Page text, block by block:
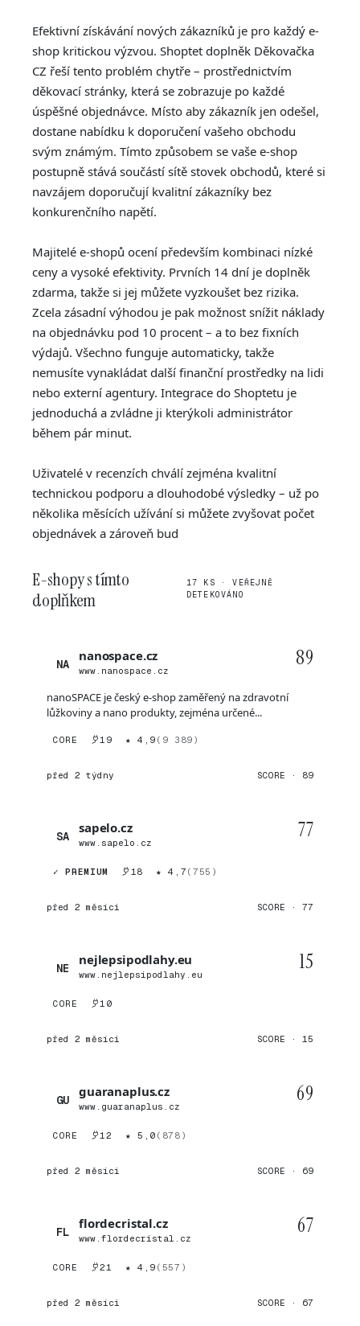
Efektivní získávání nových zákazníků je pro každý e-
shop kritickou výzvou. Shoptet doplněk Děkovačka
CZ řeší tento problém chytře – prostřednictvím
děkovací stránky, která se zobrazuje po každé
úspěšné objednávce. Místo aby zákazník jen odešel,
dostane nabídku k doporučení vašeho obchodu
svým známým. Tímto způsobem se vaše e-shop
postupně stává součástí sítě stovek obchodů, které si
navzájem doporučují kvalitní zákazníky bez
konkurenčního napětí.
Majitelé e-shopů ocení především kombinaci nízké
ceny a vysoké efektivity. Prvních 14 dní je doplněk
zdarma, takže si jej můžete vyzkoušet bez rizika.
Zcela zásadní výhodou je pak možnost snížit náklady
na objednávku pod 10 procent – a to bez fixních
výdajů. Všechno funguje automaticky, takže
nemusíte vynakládat další finanční prostředky na lidi
nebo externí agentury. Integrace do Shoptetu je
jednoduchá a zvládne ji kterýkoli administrátor
během pár minut.
Uživatelé v recenzích chválí zejména kvalitní
technickou podporu a dlouhodobé výsledky – už po
několika měsících užívání si můžete zvyšovat počet
objednávek a zároveň bud
E-shopy s tímto
doplňkem
17 KS · VEŘEJNĚ
DETEKOVÁNO
NA
nanospace.cz
www.nanospace.cz
89
nanoSPACE je český e-shop zaměřený na zdravotní
lůžkoviny a nano produkty, zejména určené...
CORE 19 ★ 4,9 (9 389)
před 2 týdny SCORE · 89
SA
sapelo.cz
www.sapelo.cz
77
✓ PREMIUM 18 ★ 4,7 (755)
před 2 měsíci SCORE · 77
NE
nejlepsipodlahy.eu
www.nejlepsipodlahy.eu
15
CORE 10
před 2 měsíci SCORE · 15
GU
guaranaplus.cz
www.guaranaplus.cz
69
CORE 12 ★ 5,0 (878)
před 2 měsíci SCORE · 69
FL
flordecristal.cz
www.flordecristal.cz
67
CORE 21 ★ 4,9 (557)
před 2 měsíci SCORE · 67